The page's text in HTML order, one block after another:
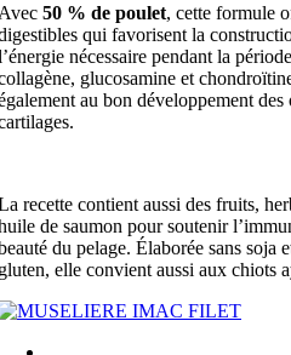
50 % de poulet, cette formule
qui favorisent la
nécessaire pendant la
glucosamine et
au bon développement des
recette contient aussi des fruits,
de saumon pour soutenir
du pelage. Élaborée sans soja
elle convient aussi aux chiots